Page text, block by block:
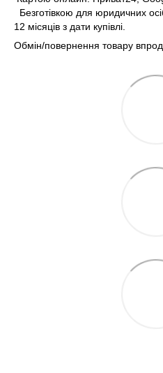
Безготівкою для юридичних
12 місяців з дати купівлі.
Обмін/повернення товару